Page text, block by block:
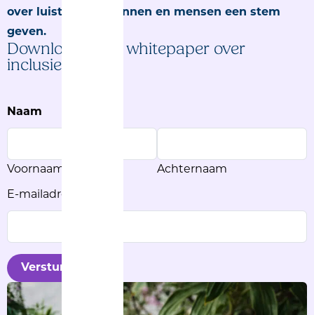
over luisteren, erkennen en mensen een stem
geven.
Download onze whitepaper over
inclusie.
Naam
Voornaam Achternaam
E-mailadres
Versturen